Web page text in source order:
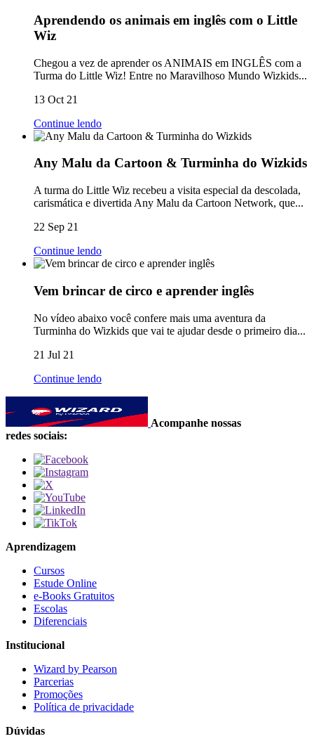
Aprendendo os animais em inglês com o Little
Wiz
Chegou a vez de aprender os ANIMAIS em INGLÊS com a
Turma do Little Wiz! Entre no Maravilhoso Mundo Wizkids...
13 Oct 21
Continue lendo
Any Malu da Cartoon & Turminha do Wizkids
A turma do Little Wiz recebeu a visita especial da descolada,
carismática e divertida Any Malu da Cartoon Network, que...
22 Sep 21
Continue lendo
Vem brincar de circo e aprender inglês
No vídeo abaixo você confere mais uma aventura da
Turminha do Wizkids que vai te ajudar desde o primeiro dia...
21 Jul 21
Continue lendo
Acompanhe nossas
redes sociais:
Aprendizagem
Cursos
Estude Online
e-Books Gratuitos
Escolas
Diferenciais
Institucional
Wizard by Pearson
Parcerias
Promoções
Política de privacidade
Dúvidas